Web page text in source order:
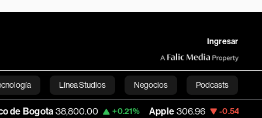
Ingresar
Línea Studios Negocios Podcasts
English+0.21% Apple 306.96 -0.54% USD COP 3,241.15